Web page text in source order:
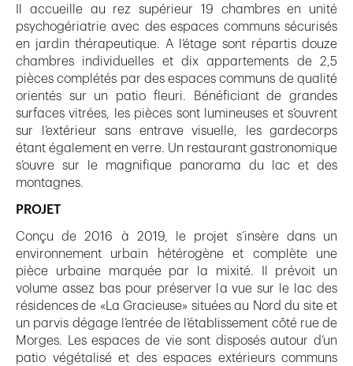
Il accueille au rez supérieur 19 chambres en unité
psychogériatrie avec des espaces communs sécurisés
en jardin thérapeutique. A l’étage sont répartis douze
chambres individuelles et dix appartements de 2,5
pièces complétés par des espaces communs de qualité
orientés sur un patio fleuri. Bénéficiant de grandes
surfaces vitrées, les pièces sont lumineuses et s’ouvrent
sur l’extérieur sans entrave visuelle, les gardecorps
étant également en verre. Un restaurant gastronomique
s’ouvre sur le magnifique panorama du lac et des
montagnes.
PROJET
Conçu de 2016 à 2019, le projet s’insère dans un
environnement urbain hétérogène et complète une
pièce urbaine marquée par la mixité. Il prévoit un
volume assez bas pour préserver la vue sur le lac des
résidences de «La Gracieuse» situées au Nord du site et
un parvis dégage l’entrée de l’établissement côté rue de
Morges. Les espaces de vie sont disposés autour d’un
patio végétalisé et des espaces extérieurs communs